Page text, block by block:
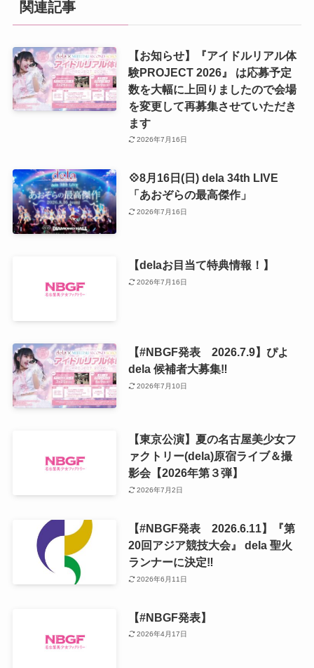
関連記事
【お知らせ】『アイドルリアル体
験PROJECT 2026』 は応募予定
数を大幅に上回りましたので会場
を変更して再募集させていただき
ます
2026年7月16日
💠8月16日(日) dela 34th LIVE
「あおぞらの最高傑作」
2026年7月16日
【delaお目当て特典情報！】
2026年7月16日
【#NBGF発表 2026.7.9】ぴよ
dela 候補者大募集‼️
2026年7月10日
【東京公演】夏の名古屋美少女フ
ァクトリー(dela)原宿ライブ＆撮
影会【2026年第３弾】
2026年7月2日
【#NBGF発表 2026.6.11】『第
20回アジア競技大会』 dela 聖火
ランナーに決定‼️
2026年6月11日
【#NBGF発表】
2026年4月17日